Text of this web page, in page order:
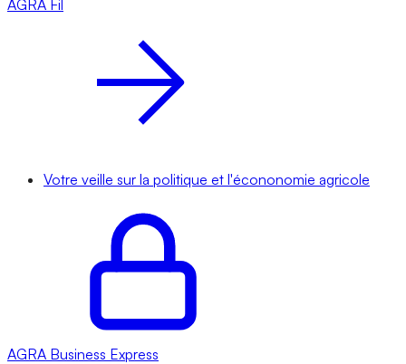
AGRA Fil
Votre veille sur la politique et l'écononomie agricole
AGRA Business Express